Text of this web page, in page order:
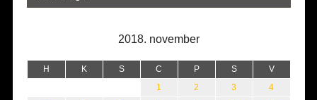
2018. november
H K S C P S V
1 2 3
4